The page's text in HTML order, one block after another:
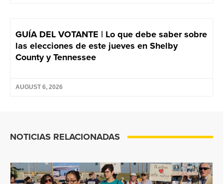
GUÍA DEL VOTANTE | Lo que debe saber sobre
las elecciones de este jueves en Shelby
County y Tennessee
AUGUST 6, 2026
NOTICIAS RELACIONADAS